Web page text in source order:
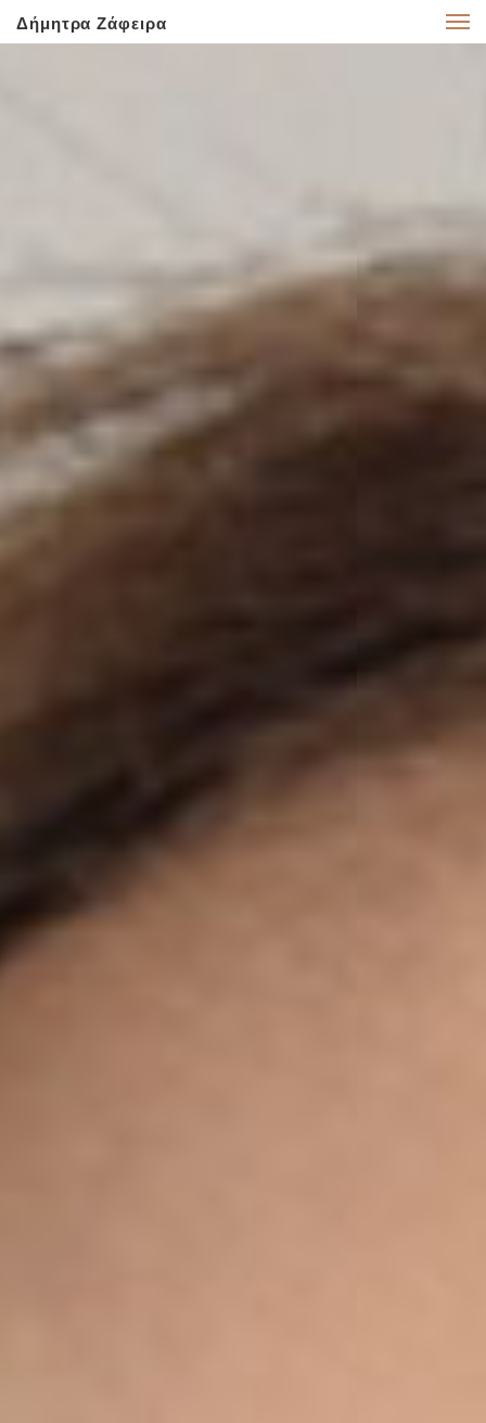
Δήμητρα Ζάφειρα